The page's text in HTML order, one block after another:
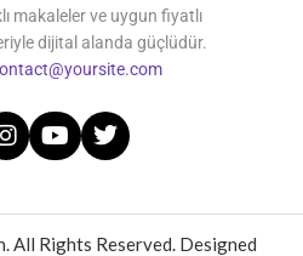
makaleler ve uygun fiyatlı
dijital alanda güçlüdür.
All Rights Reserved. Designed